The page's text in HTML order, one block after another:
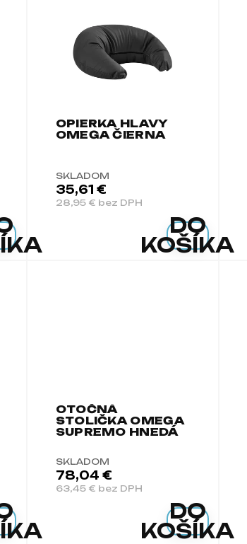
OPIERKA HLAVY
OMEGA ČIERNA
SKLADOM
28,95 € bez DPH
35,61 €
DO
KOŠÍKA
OTOČNÁ
STOLIČKA OMEGA
SUPREMO HNEDÁ
SKLADOM
63,45 € bez DPH
78,04 €
DO
KOŠÍKA